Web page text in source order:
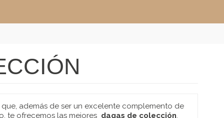
además de ser un excelente complemento de
te ofrecemos las mejores dagas de colección,